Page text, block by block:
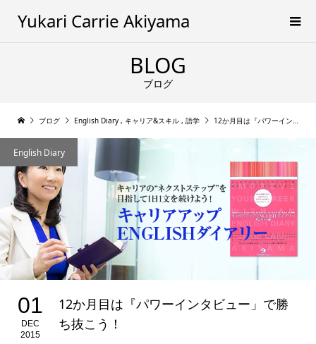
Yukari Carrie Akiyama
BLOG
ブログ
ブログ English Diary , キャリア&スキル , 語学 12か月目は『パワーインタビュー」で勝ち抜こう！
English Diary
01
DEC
2015
12か月目は『パワーインタビュー」で勝
ち抜こう！